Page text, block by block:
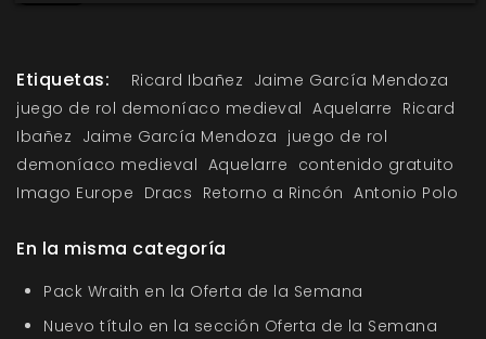
Etiquetas: Ricard Ibañez Jaime García Mendoza
juego de rol demoníaco medieval Aquelarre Ricard
Ibañez Jaime García Mendoza juego de rol
demoníaco medieval Aquelarre contenido gratuito
Imago Europe Dracs Retorno a Rincón Antonio Polo
En la misma categoría
Pack Wraith en la Oferta de la Semana
Nuevo título en la sección Oferta de la Semana